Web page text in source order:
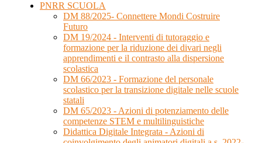
PNRR SCUOLA
DM 88/2025- Connettere Mondi Costruire
Futuro
DM 19/2024 - Interventi di tutoraggio e
formazione per la riduzione dei divari negli
apprendimenti e il contrasto alla dispersione
scolastica
DM 66/2023 - Formazione del personale
scolastico per la transizione digitale nelle scuole
statali
DM 65/2023 - Azioni di potenziamento delle
competenze STEM e multilinguistiche
Didattica Digitale Integrata - Azioni di